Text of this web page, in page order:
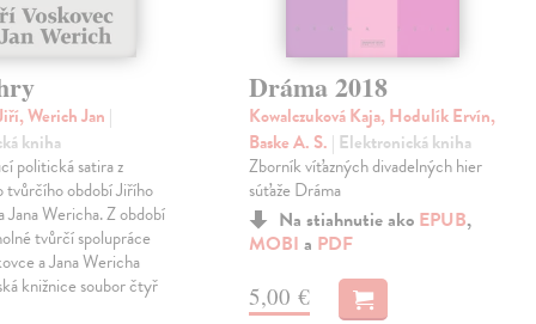
Werich Jan |
kniha
politická satira z
tvůrčího období Jiřího
Jana Wericha. Z období
tvůrčí spolupráce
a Jana Wericha
knižnice soubor čtyř
Dráma 2018
Kowalczuková Kaja, Hodulík Ervín,
Baske A. S. | Elektronická kniha
Zborník víťazných divadelných hier
súťaže Dráma
Na stiahnutie ako EPUB,
MOBI a PDF
5,00 €